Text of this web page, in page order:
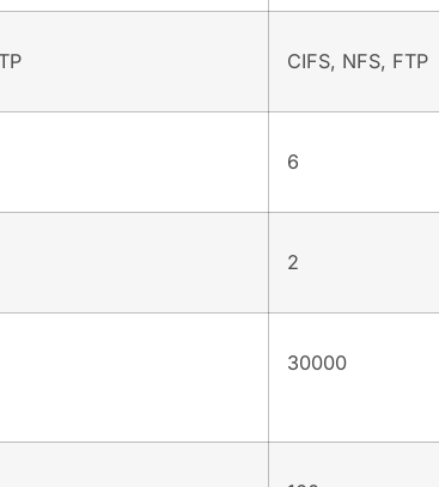
CIFS, NFS, FTP
6
2
30000